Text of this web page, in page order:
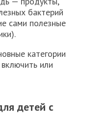
бактерий
сами полезные
категории
или
детей с